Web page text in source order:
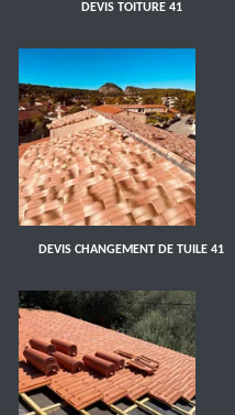
DEVIS TOITURE 41
DEVIS CHANGEMENT DE TUILE 41